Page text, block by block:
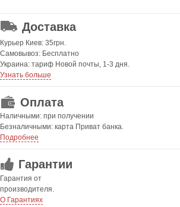
Доставка
Курьер Киев: 35грн.
Самовывоз: Бесплатно
Украина: тариф Новой почты, 1-3 дня.
Узнать больше
Оплата
Наличными: при получении
Безналичными: карта Приват банка.
Подробнее
Гарантии
Гарантия от
производителя.
О Гарантиях